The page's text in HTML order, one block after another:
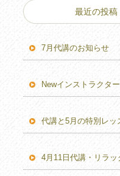
最近の投稿
7月代講のお知らせ
Newインストラクター